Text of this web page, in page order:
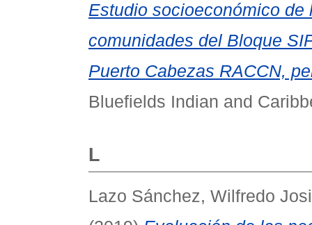
Estudio socioeconómico
comunidades del Bloque
Puerto Cabezas RACCN,
Bluefields Indian and
L
Lazo Sánchez, Wilfredo